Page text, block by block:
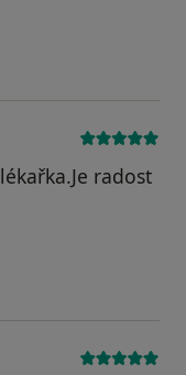
radost